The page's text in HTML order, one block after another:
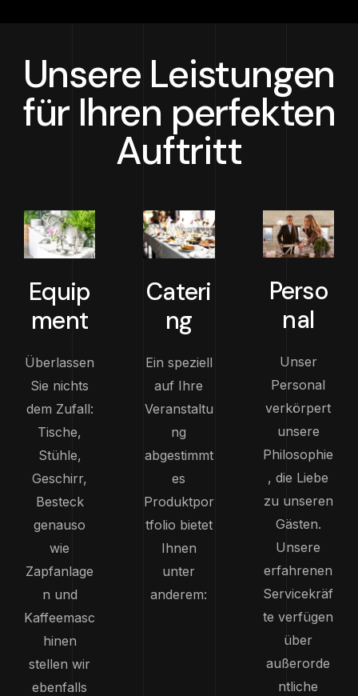
Unsere Leistungen
für Ihren perfekten
Auftritt
Equip
ment
Überlassen
Sie nichts
dem Zufall:
Tische,
Stühle,
Geschirr,
Besteck
genauso
wie
Zapfanlage
n und
Kaffeemasc
hinen
stellen wir
ebenfalls
Cateri
ng
Ein speziell
auf Ihre
Veranstaltu
ng
abgestimmt
es
Produktpor
tfolio bietet
Ihnen
unter
anderem:
Perso
nal
Unser
Personal
verkörpert
unsere
Philosophie
, die Liebe
zu unseren
Gästen.
Unsere
erfahrenen
Servicekräf
te verfügen
über
außerorde
ntliche